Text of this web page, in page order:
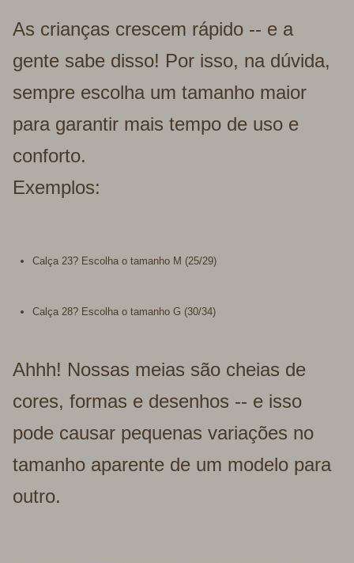
As crianças crescem rápido -- e a
gente sabe disso! Por isso, na dúvida,
sempre escolha um tamanho maior
para garantir mais tempo de uso e
conforto.
Exemplos:
Calça 23? Escolha o tamanho M (25/29)
Calça 28? Escolha o tamanho G (30/34)
Ahhh! Nossas meias são cheias de
cores, formas e desenhos -- e isso
pode causar pequenas variações no
tamanho aparente de um modelo para
outro.